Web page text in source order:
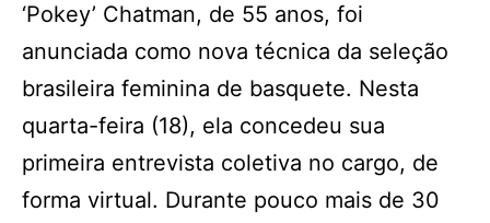
‘Pokey’ Chatman, de 55 anos, foi
anunciada como nova técnica da seleção
brasileira feminina de basquete. Nesta
quarta-feira (18), ela concedeu sua
primeira entrevista coletiva no cargo, de
forma virtual. Durante pouco mais de 30